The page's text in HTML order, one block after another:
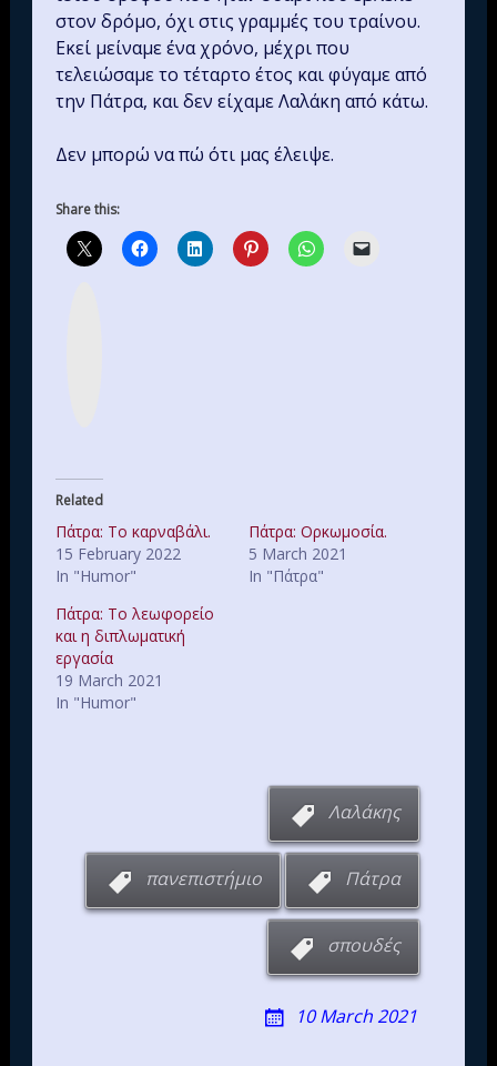
στον δρόμο, όχι στις γραμμές του τραίνου.
Εκεί μείναμε ένα χρόνο, μέχρι που
τελειώσαμε το τέταρτο έτος και φύγαμε από
την Πάτρα, και δεν είχαμε Λαλάκη από κάτω.
Δεν μπορώ να πώ ότι μας έλειψε.
Share this:
Related
Πάτρα: Το καρναβάλι.
15 February 2022
In "Humor"
Πάτρα: Ορκωμοσία.
5 March 2021
In "Πάτρα"
Πάτρα: Το λεωφορείο
και η διπλωματική
εργασία
19 March 2021
In "Humor"
Λαλάκης
πανεπιστήμιο Πάτρα
σπουδές
10 March 2021